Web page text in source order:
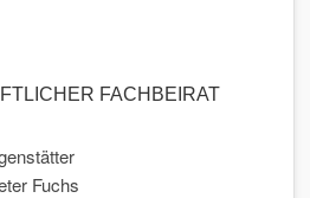
FACHBEIRAT
Fuchs